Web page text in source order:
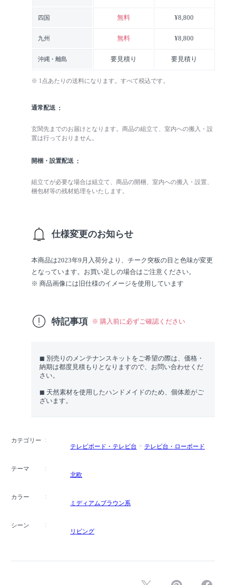
四国 無料 ¥8,800
九州 無料 ¥8,800
沖縄・離島 要見積り 要見積り
※ 1点あたりの送料になります。すべて税込です。
通常配送
玄関先までのお届けとなります。商品の組立て、室内への搬入・設
置は行っておりません。
開梱・設置配送
組立てが必要な場合は組立て、商品の開梱、室内への搬入・設置、
梱包材等の残材処理をいたします。
仕様変更のお知らせ
本商品は2023年9月入荷分より、チーク突板の目と色味が変更
となっています。お買い足しの場合はご注意ください。
※ 商品画像には旧仕様のイメージを使用しています
特記事項 ※ 購入前に必ずご確認ください
◼︎ 別売りのメンテナンスキットをご希望の際は、価格・
納期は都度見積もりとなりますので、お問い合わせくだ
さい。
◼︎ 天然素材を使用したハンドメイドのため、個体差がご
ざいます。
カテゴリー
テレビボード・テレビ台
テレビ台・ローボード
テーマ
北欧
カラー
ミディアムブラウン系
シーン
リビング